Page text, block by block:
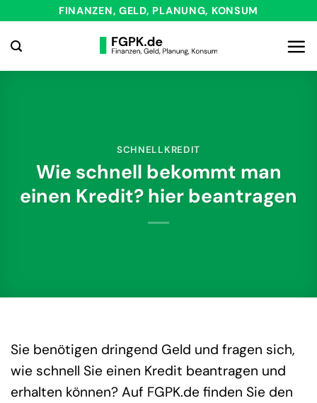
springen
FINANZEN, GELD, PLANUNG, KONSUM
SCHNELLKREDIT
Wie schnell bekommt man
einen Kredit? hier beantragen
Sie benötigen dringend Geld und fragen sich,
wie schnell Sie einen Kredit beantragen und
erhalten können? Auf FGPK.de finden Sie den